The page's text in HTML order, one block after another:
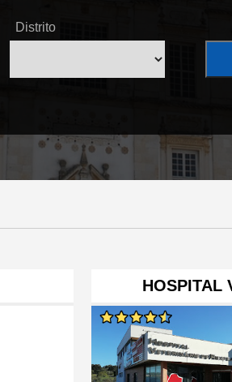
Distrito
HOSPITAL